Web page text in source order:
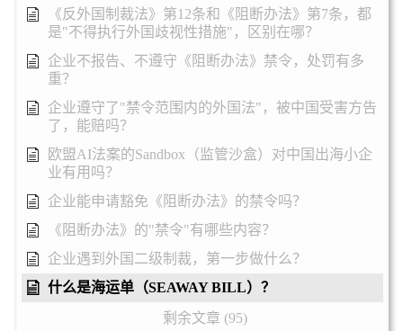
《反外国制裁法》第12条和《阻断办法》第7条，都
是"不得执行外国歧视性措施"，区别在哪？
企业不报告、不遵守《阻断办法》禁令，处罚有多
重？
企业遵守了"禁令范围内的外国法"，被中国受害方告
了，能赔吗？
欧盟AI法案的Sandbox（监管沙盒）对中国出海小企
业有用吗？
企业能申请豁免《阻断办法》的禁令吗？
《阻断办法》的"禁令"有哪些内容？
企业遇到外国二级制裁，第一步做什么？
什么是海运单（SEAWAY BILL）？
剩余文章 (95)